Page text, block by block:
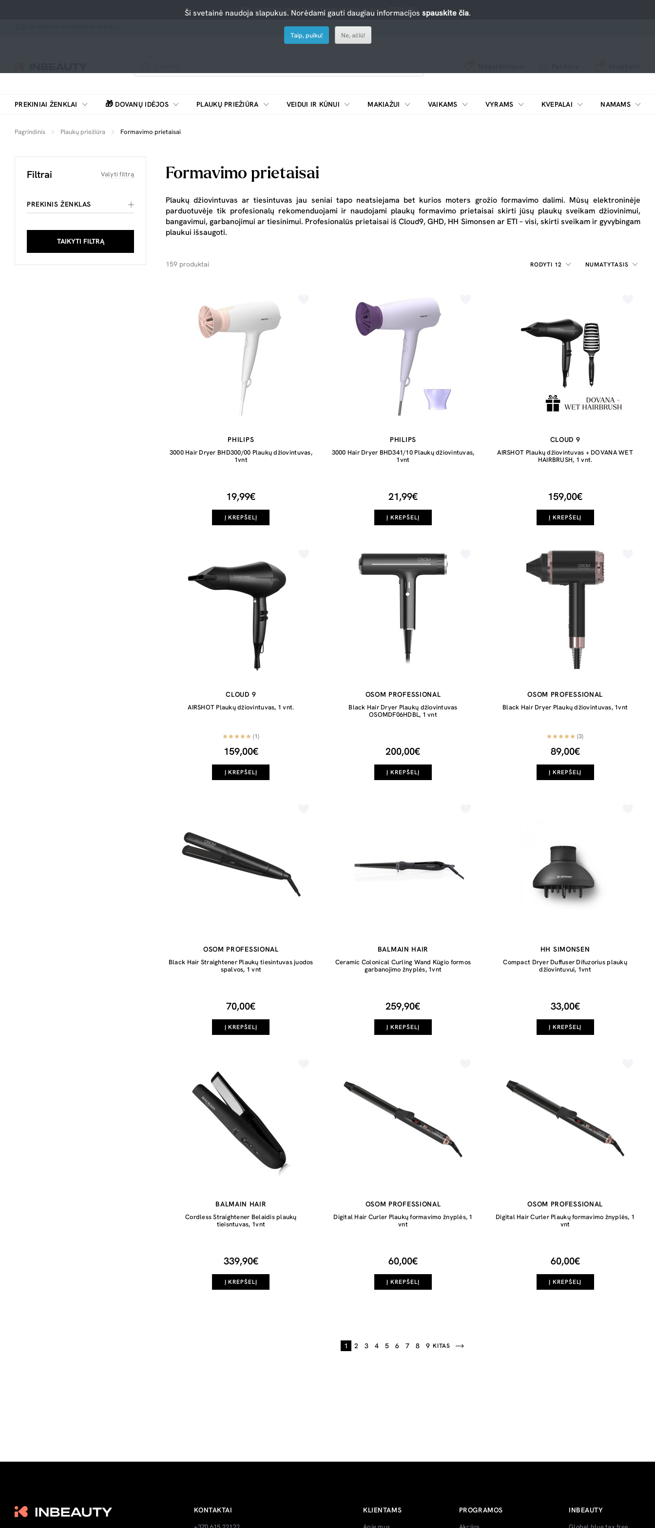
-10% nuolaida atrinktiems produktams su kodu PERKU10
PREKINIAI ŽENKLAI 🎁 DOVANŲ IDĖJOS PLAUKŲ PRIEŽIŪRA VEIDUI IR KŪNUI MAKIAŽUI VAIKAMS VYRAMS KVEPALAI NAMAMS
Pagrindinis Plaukų priežiūra Formavimo prietaisai
Filtrai Valyti filtrą
PREKINIS ŽENKLAS
TAIKYTI FILTRĄ
Formavimo prietaisai
Plaukų džiovintuvas ar tiesintuvas jau seniai tapo neatsiejama bet kurios moters grožio formavimo dalimi. Mūsų elektroninėje
parduotuvėje tik profesionalų rekomenduojami ir naudojami plaukų formavimo prietaisai skirti jūsų plaukų sveikam džiovinimui,
bangavimui, garbanojimui ar tiesinimui. Profesionalūs prietaisai iš Cloud9, GHD, HH Simonsen ar ETI – visi, skirti sveikam ir gyvybingam
plaukui išsaugoti.
RODYTI 12 NUMATYTASIS
159 produktai
PHILIPS
3000 Hair Dryer BHD300/00 Plaukų džiovintuvas,
1vnt
19,99€
Į KREPŠELĮ
PHILIPS
3000 Hair Dryer BHD341/10 Plaukų džiovintuvas,
1vnt
21,99€
Į KREPŠELĮ
CLOUD 9
AIRSHOT Plaukų džiovintuvas + DOVANA WET
HAIRBRUSH, 1 vnt.
159,00€
Į KREPŠELĮ
CLOUD 9
AIRSHOT Plaukų džiovintuvas, 1 vnt.
(1)
159,00€
Į KREPŠELĮ
OSOM PROFESSIONAL
Black Hair Dryer Plaukų džiovintuvas
OSOMDF06HDBL, 1 vnt
200,00€
Į KREPŠELĮ
OSOM PROFESSIONAL
Black Hair Dryer Plaukų džiovintuvas, 1vnt
(3)
89,00€
Į KREPŠELĮ
OSOM PROFESSIONAL
Black Hair Straightener Plaukų tiesintuvas juodos
spalvos, 1 vnt
70,00€
Į KREPŠELĮ
BALMAIN HAIR
Ceramic Colonical Curling Wand Kūgio formos
garbanojimo žnyplės, 1vnt
259,90€
Į KREPŠELĮ
HH SIMONSEN
Compact Dryer Duffuser Difuzorius plaukų
džiovintuvui, 1vnt
33,00€
Į KREPŠELĮ
BALMAIN HAIR
Cordless Straightener Belaidis plaukų
tieisntuvas, 1vnt
339,90€
Į KREPŠELĮ
OSOM PROFESSIONAL
Digital Hair Curler Plaukų formavimo žnyplės, 1
vnt
60,00€
Į KREPŠELĮ
OSOM PROFESSIONAL
Digital Hair Curler Plaukų formavimo žnyplės, 1
vnt
60,00€
Į KREPŠELĮ
1 2 3 4 5 6 7 8 9 KITAS
KONTAKTAI KLIENTAMS PROGRAMOS INBEAUTY
Ši svetainė naudoja slapukus. Norėdami gauti daugiau informacijos spauskite čia.
Taip, puiku! Ne, ačiū!